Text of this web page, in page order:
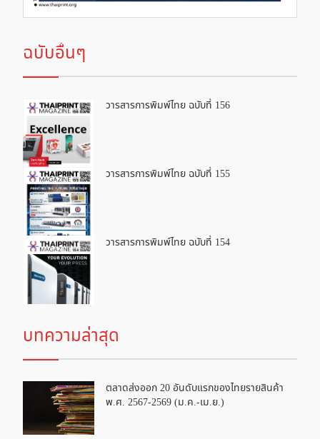
ฉบับอื่นๆ
วารสารการพิมพ์ไทย ฉบับที่ 156
วารสารการพิมพ์ไทย ฉบับที่ 155
วารสารการพิมพ์ไทย ฉบับที่ 154
บทความล่าสุด
ตลาดส่งออก 20 อันดับแรกของไทยรายสินค้า
พ.ศ. 2567-2569 (ม.ค.-เม.ย.)